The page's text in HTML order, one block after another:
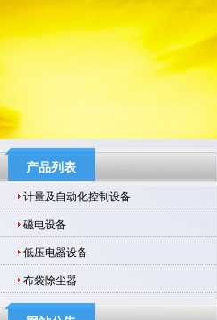
产品列表
计量及自动化控制设备
磁电设备
低压电器设备
布袋除尘器